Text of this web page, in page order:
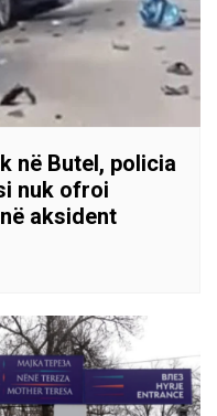
në Butel, policia
nuk ofroi
aksident